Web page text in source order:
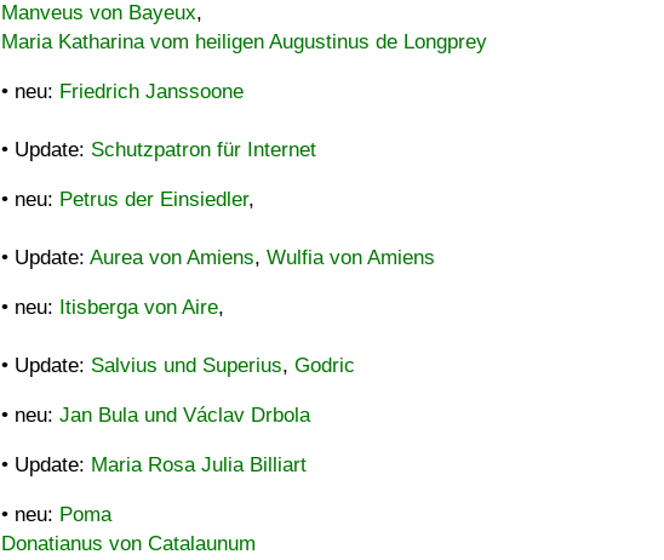
Manveus von Bayeux,
Maria Katharina vom heiligen Augustinus de Longprey
• neu: Friedrich Janssoone
• Update: Schutzpatron für Internet
• neu: Petrus der Einsiedler,
• Update: Aurea von Amiens, Wulfia von Amiens
• neu: Itisberga von Aire,
• Update: Salvius und Superius, Godric
• neu: Jan Bula und Václav Drbola
• Update: Maria Rosa Julia Billiart
• neu: Poma
Donatianus von Catalaunum